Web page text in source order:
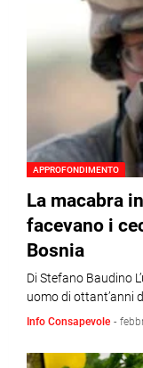
APPROFONDIMENTO
La macabra
facevano i
Bosnia
Di Stefano Baudino
uomo di ottant’anni
Info Consapevole -